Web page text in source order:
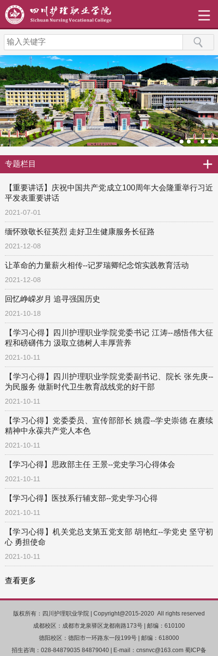
专题栏目 +
【重要讲话】庆祝中国共产党成立100周年大会隆重举行习近
平发表重要讲话
2021-07-01
缅怀致敬长征英烈 走好卫生健康服务长征路
2021-12-08
让革命的力量薪火相传--记罗瑞卿纪念馆实践教育活动
2021-12-08
回忆峥嵘岁月 追寻强国历史
2021-10-18
【学习心得】四川护理职业学院党委书记 江涛--感悟伟大征
程和磅礴伟力 汲取立德树人丰厚营养
2021-10-11
【学习心得】四川护理职业学院党委副书记、院长 张先庚--
为民服务 做新时代卫生教育战线党的好干部
2021-10-11
【学习心得】党委委员、宣传部部长 姚霞--学史崇德 在赓续
精神中永葆共产党人本色
2021-10-11
【学习心得】思政部主任 王景--党史学习心得体会
2021-10-11
【学习心得】医技系行辅支部--党史学习心得
2021-10-11
【学习心得】机关党总支第五党支部 胡艳红--学党史 坚守初
心 勇担使命
2021-10-11
查看更多
版权所有：四川护理职业学院 | Copyright@2015-2020 All rights reserved
成都校区：成都市龙泉驿区龙都南路173号 | 邮编：610100
德阳校区：德阳市一环路东一段199号 | 邮编：618000
招生咨询：028-84879035 84879040 | E-mail：cnsnvc@163.com 蜀ICP备